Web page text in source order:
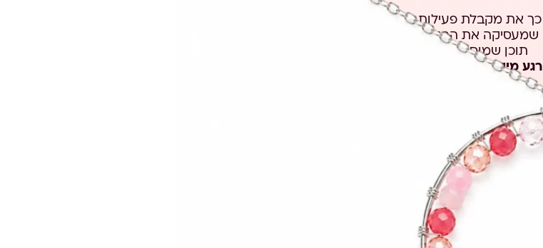
כך את מקבלת פעילות
שמעסיקה את הבנות,
תוכן שמוסיף ערך
ורגע מיוחד שנשאר איתן
גם אחרי האירוע